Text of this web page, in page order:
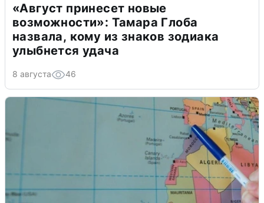
«Август принесет новые
возможности»: Тамара Глоба
назвала, кому из знаков зодиака
улыбнется удача
8 августа 46